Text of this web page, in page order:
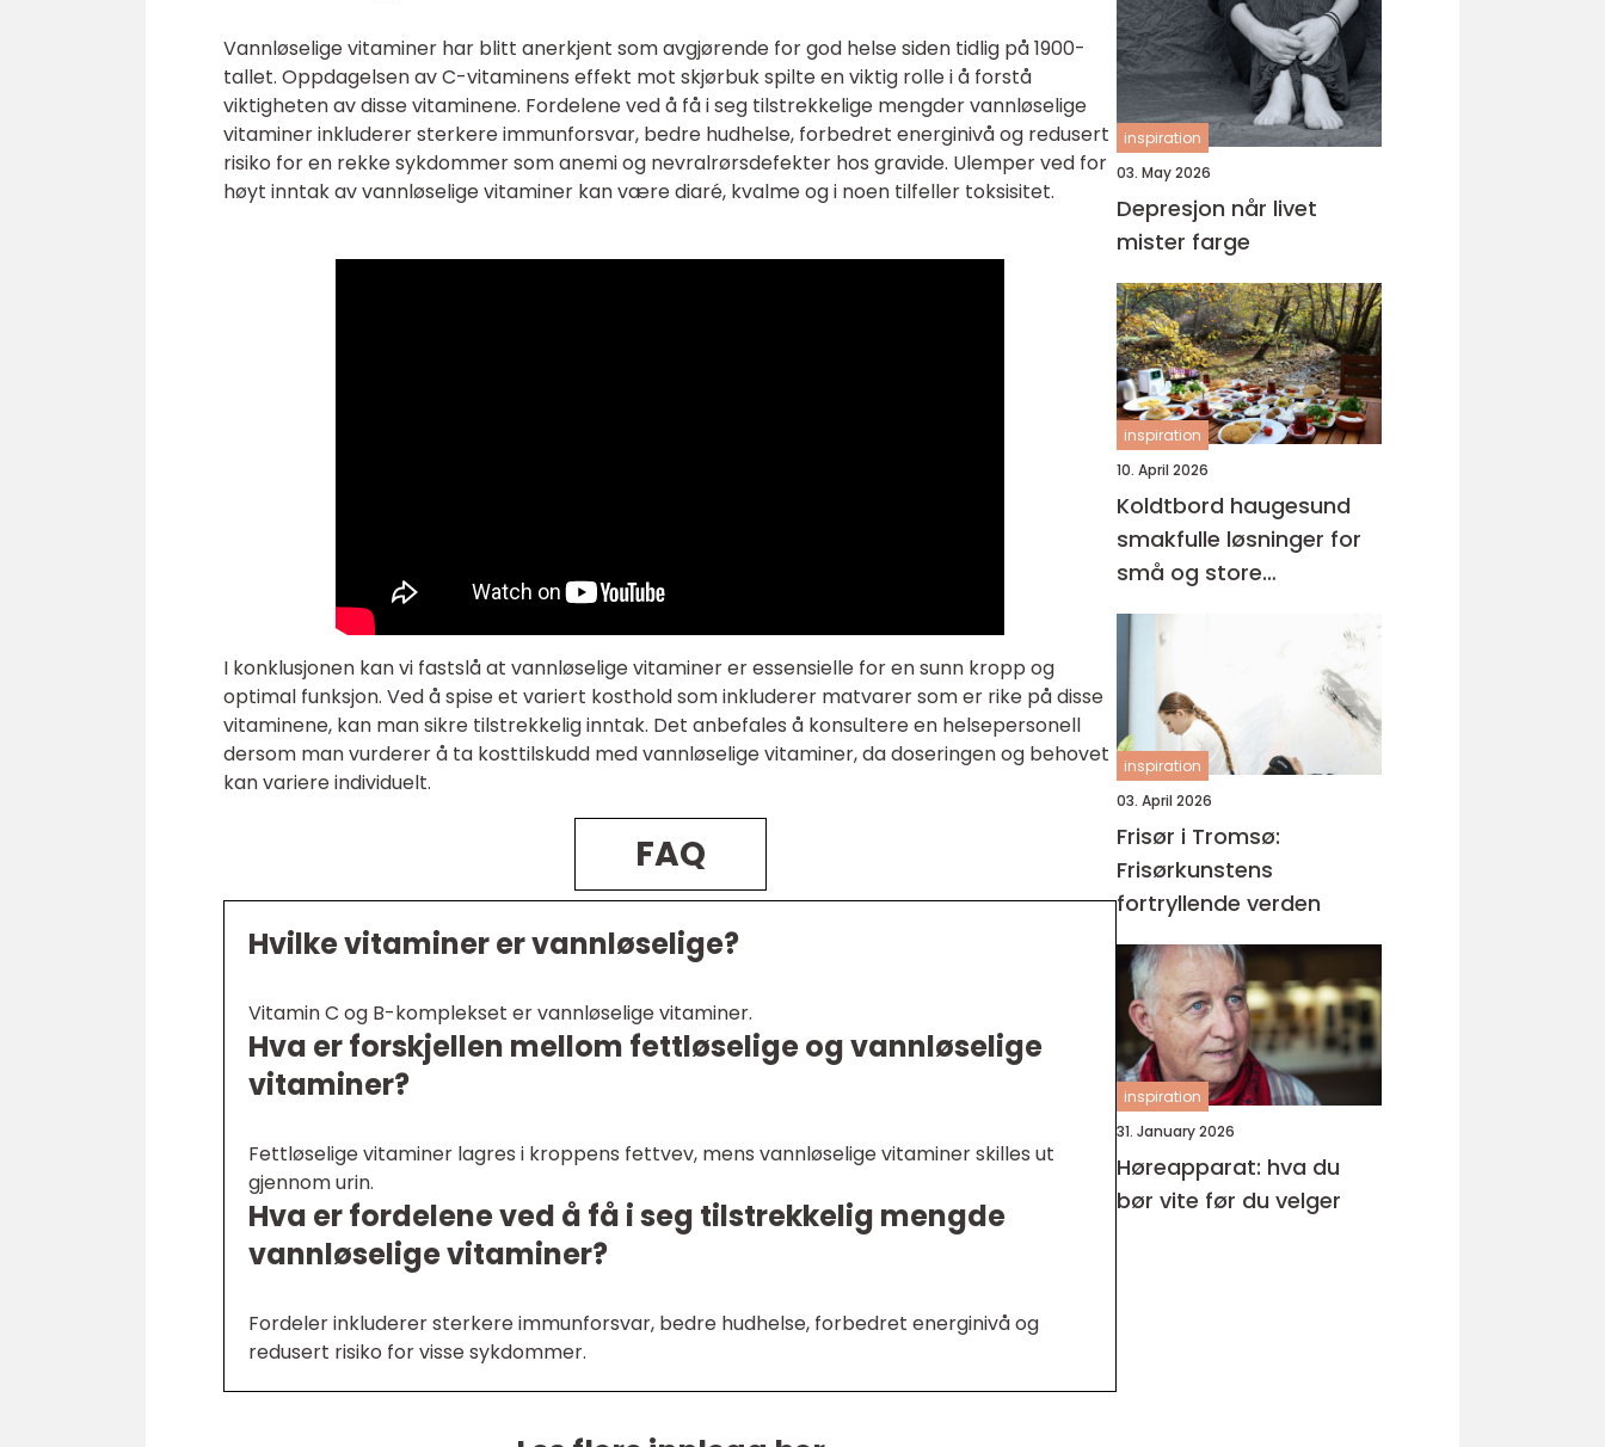
Vannløselige vitaminer har blitt anerkjent som avgjørende for god helse siden tidlig på 1900-
tallet. Oppdagelsen av C-vitaminens effekt mot skjørbuk spilte en viktig rolle i å forstå
viktigheten av disse vitaminene. Fordelene ved å få i seg tilstrekkelige mengder vannløselige
vitaminer inkluderer sterkere immunforsvar, bedre hudhelse, forbedret energinivå og redusert
risiko for en rekke sykdommer som anemi og nevralrørsdefekter hos gravide. Ulemper ved for
høyt inntak av vannløselige vitaminer kan være diaré, kvalme og i noen tilfeller toksisitet.
I konklusjonen kan vi fastslå at vannløselige vitaminer er essensielle for en sunn kropp og
optimal funksjon. Ved å spise et variert kosthold som inkluderer matvarer som er rike på disse
vitaminene, kan man sikre tilstrekkelig inntak. Det anbefales å konsultere en helsepersonell
dersom man vurderer å ta kosttilskudd med vannløselige vitaminer, da doseringen og behovet
kan variere individuelt.
FAQ
Hvilke vitaminer er vannløselige?
Vitamin C og B-komplekset er vannløselige vitaminer.
Hva er forskjellen mellom fettløselige og vannløselige
vitaminer?
Fettløselige vitaminer lagres i kroppens fettvev, mens vannløselige vitaminer skilles ut
gjennom urin.
Hva er fordelene ved å få i seg tilstrekkelig mengde
vannløselige vitaminer?
Fordeler inkluderer sterkere immunforsvar, bedre hudhelse, forbedret energinivå og
redusert risiko for visse sykdommer.
inspiration
03. May 2026
Depresjon når livet
mister farge
inspiration
10. April 2026
Koldtbord haugesund
smakfulle løsninger for
små og store
anledninger
inspiration
03. April 2026
Frisør i Tromsø:
Frisørkunstens
fortryllende verden
inspiration
31. January 2026
Høreapparat: hva du
bør vite før du velger